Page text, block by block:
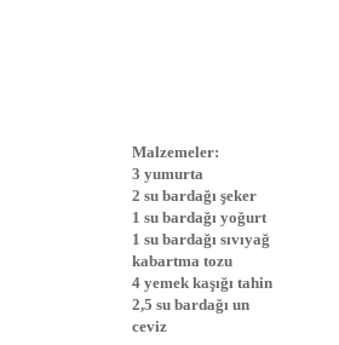
Malzemeler:
3 yumurta
2 su bardağı şeker
1 su bardağı yoğurt
1 su bardağı sıvıyağ
kabartma tozu
4 yemek kaşığı tahin
2,5 su bardağı un
ceviz